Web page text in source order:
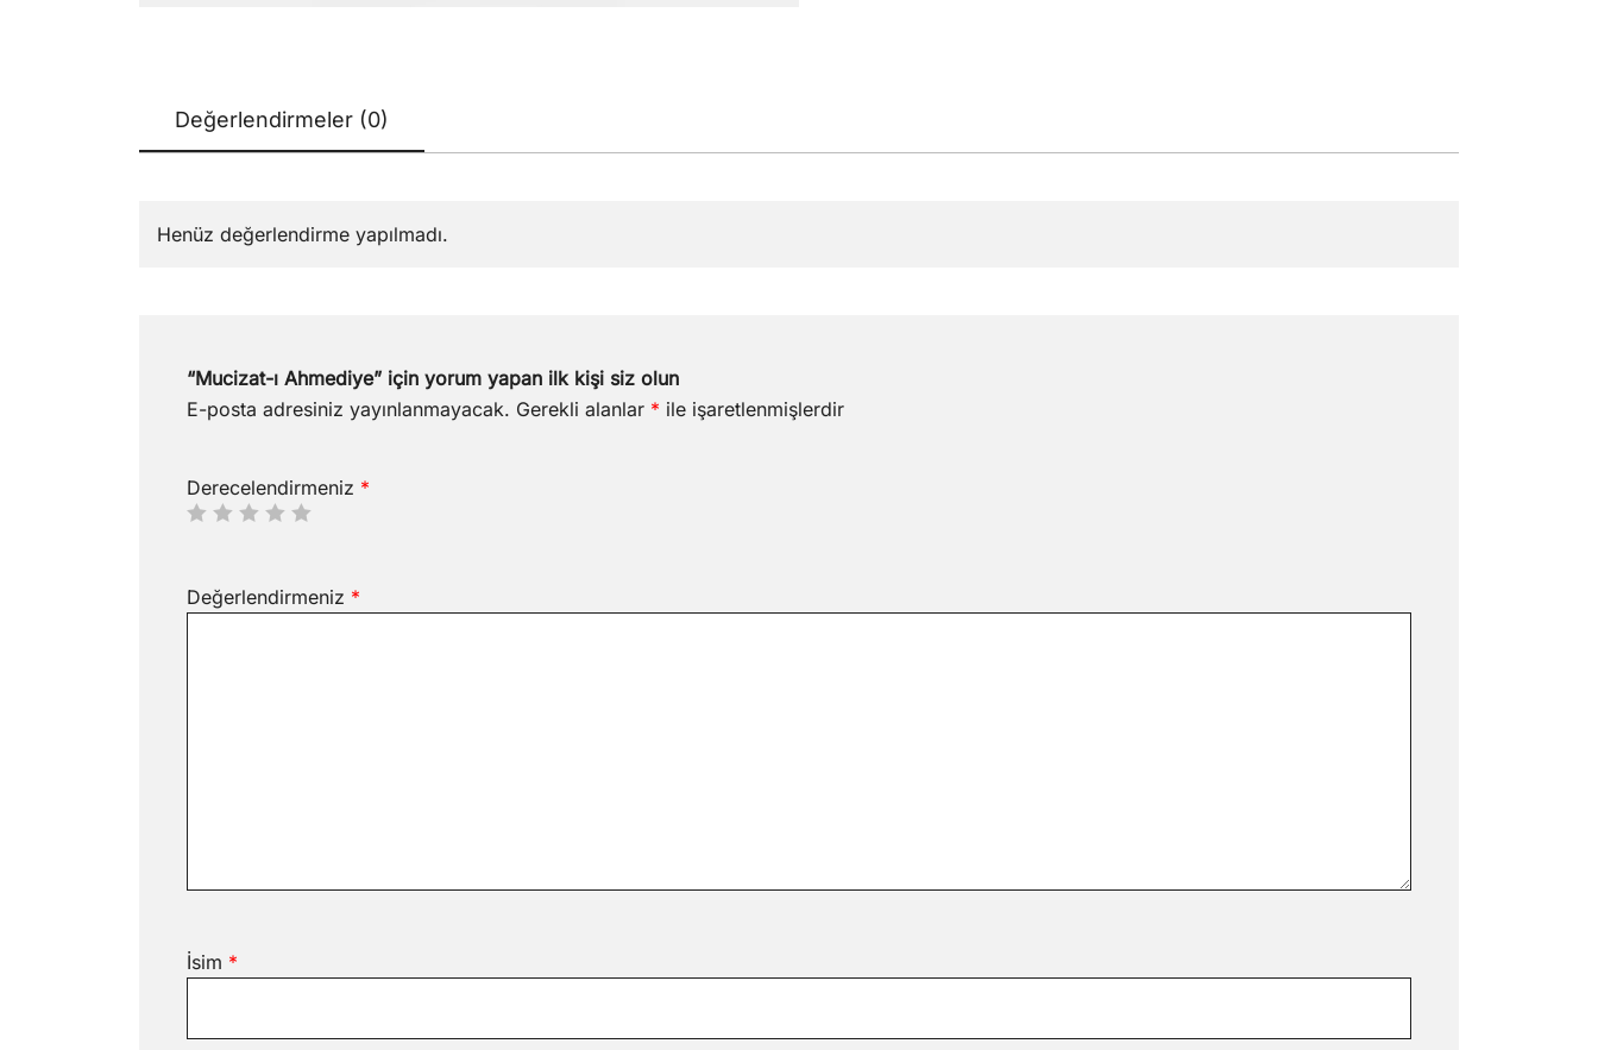
Değerlendirmeler (0)
Henüz değerlendirme yapılmadı.
“Mucizat-ı Ahmediye” için yorum yapan ilk kişi siz olun
E-posta adresiniz yayınlanmayacak. Gerekli alanlar * ile işaretlenmişlerdir
Derecelendirmeniz *
Değerlendirmeniz *
İsim *